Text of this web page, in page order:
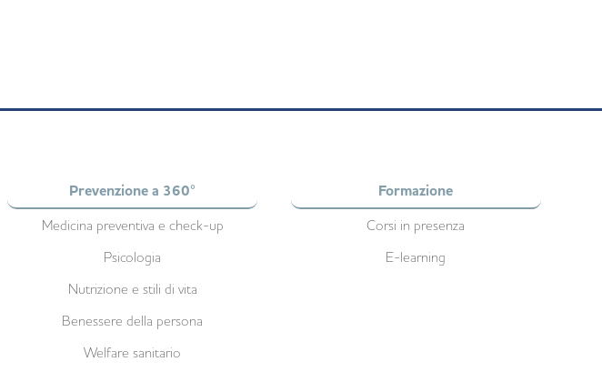
Prevenzione a 360°
Medicina preventiva e check-up
Psicologia
Nutrizione e stili di vita
Benessere della persona
Welfare sanitario
Formazione
Corsi in presenza
E-learning